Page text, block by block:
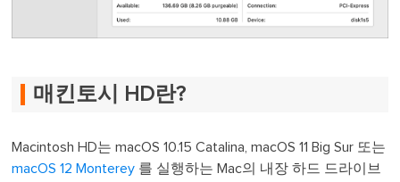
매킨토시 HD란?
Macintosh HD는 macOS 10.15 Catalina, macOS 11 Big Sur 또는
macOS 12 Monterey 를 실행하는 Mac의 내장 하드 드라이브